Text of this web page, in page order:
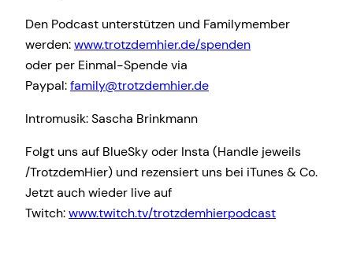
Den Podcast unterstützen und Familymember
werden:www.trotzdemhier.de/spenden
oder per Einmal-Spende via
Paypal:family@trotzdemhier.de
Intromusik: Sascha Brinkmann
Folgt uns auf BlueSky oder Insta (Handle jeweils
/TrotzdemHier) und rezensiert uns bei iTunes & Co.
Jetzt auch wieder live auf
Twitch:www.twitch.tv/trotzdemhierpodcast